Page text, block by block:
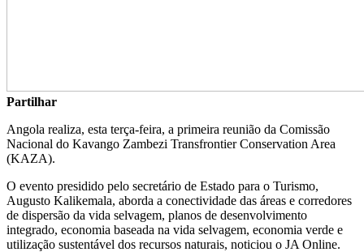
Partilhar
Angola realiza, esta terça-feira, a primeira reunião da Comissão
Nacional do Kavango Zambezi Transfrontier Conservation Area
(KAZA).
O evento presidido pelo secretário de Estado para o Turismo,
Augusto Kalikemala, aborda a conectividade das áreas e corredores
de dispersão da vida selvagem, planos de desenvolvimento
integrado, economia baseada na vida selvagem, economia verde e
utilização sustentável dos recursos naturais, noticiou o JA Online.